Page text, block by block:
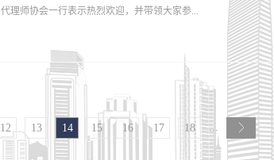
终坚持人才战略的发展观，将专业提升、服务理念与人文关怀
团队。未来，粤高将继续坚守持续学习的态度，充分发挥自身
做出更多积极贡献。粤高将以更加开放和创新的思维，不断拓
护服务。冯振宁先生，广州粤高专利商标代理有限公司副总经
高的专业素养和责任心，代理的多项专利更是荣获多个专利奖
理师协会一行表示热烈欢迎，并带领大家参...
年来所获荣誉，展示了我司的企业文化建设和基本工作情况。
程、经营理念等方面内容，展现粤高三十八年的服务品牌。湖
南省专利代理师协会卢宏会长也介绍了本次交流的背景及目的
设优化等行业痛点难点进行了深入的、有建设性的探讨与交流
12 13 14 15 16 17 18 ...